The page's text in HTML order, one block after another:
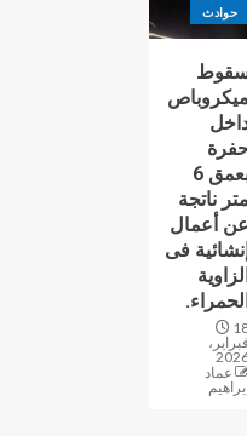
حوادث
ميكروباص
بعمق 6
متر ناتجة
عن أعمال
فى
الزاوية
الحمراء.
فبراير،
عماد